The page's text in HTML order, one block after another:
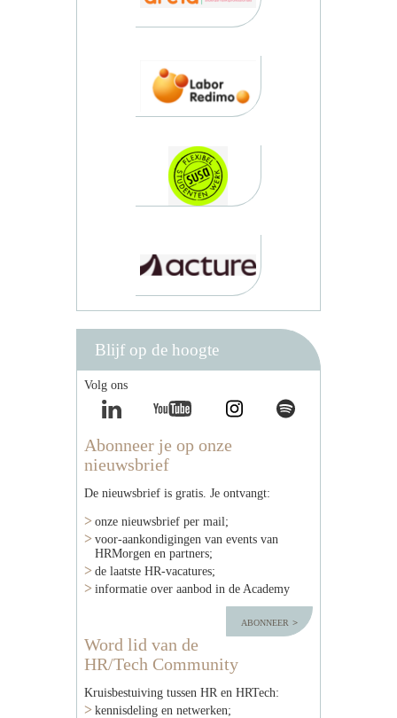
Blijf op de hoogte
Volg ons
Abonneer je op onze
nieuwsbrief
De nieuwsbrief is gratis. Je ontvangt:
onze nieuwsbrief per mail;
voor-aankondigingen van events van
HRMorgen en partners;
de laatste HR-vacatures;
informatie over aanbod in de Academy
abonneer
Word lid van de
HR/Tech Community
Kruisbestuiving tussen HR en HRTech:
kennisdeling en netwerken;